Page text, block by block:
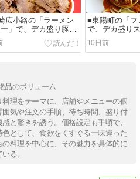
広小路の「ラーメン
」で、デカ盛り豚つ
■東陽町の「フ
で、デカ盛り
10日前
品のボリューム
理をテーマに、店舗やメニューの個
気や注文の手順、待ち時間、盛り付
と驚きを誘う。価格設定も手頃で、
として、食欲をくすぐる一味違った
料理を中心に、その魅力を具体的に
る。